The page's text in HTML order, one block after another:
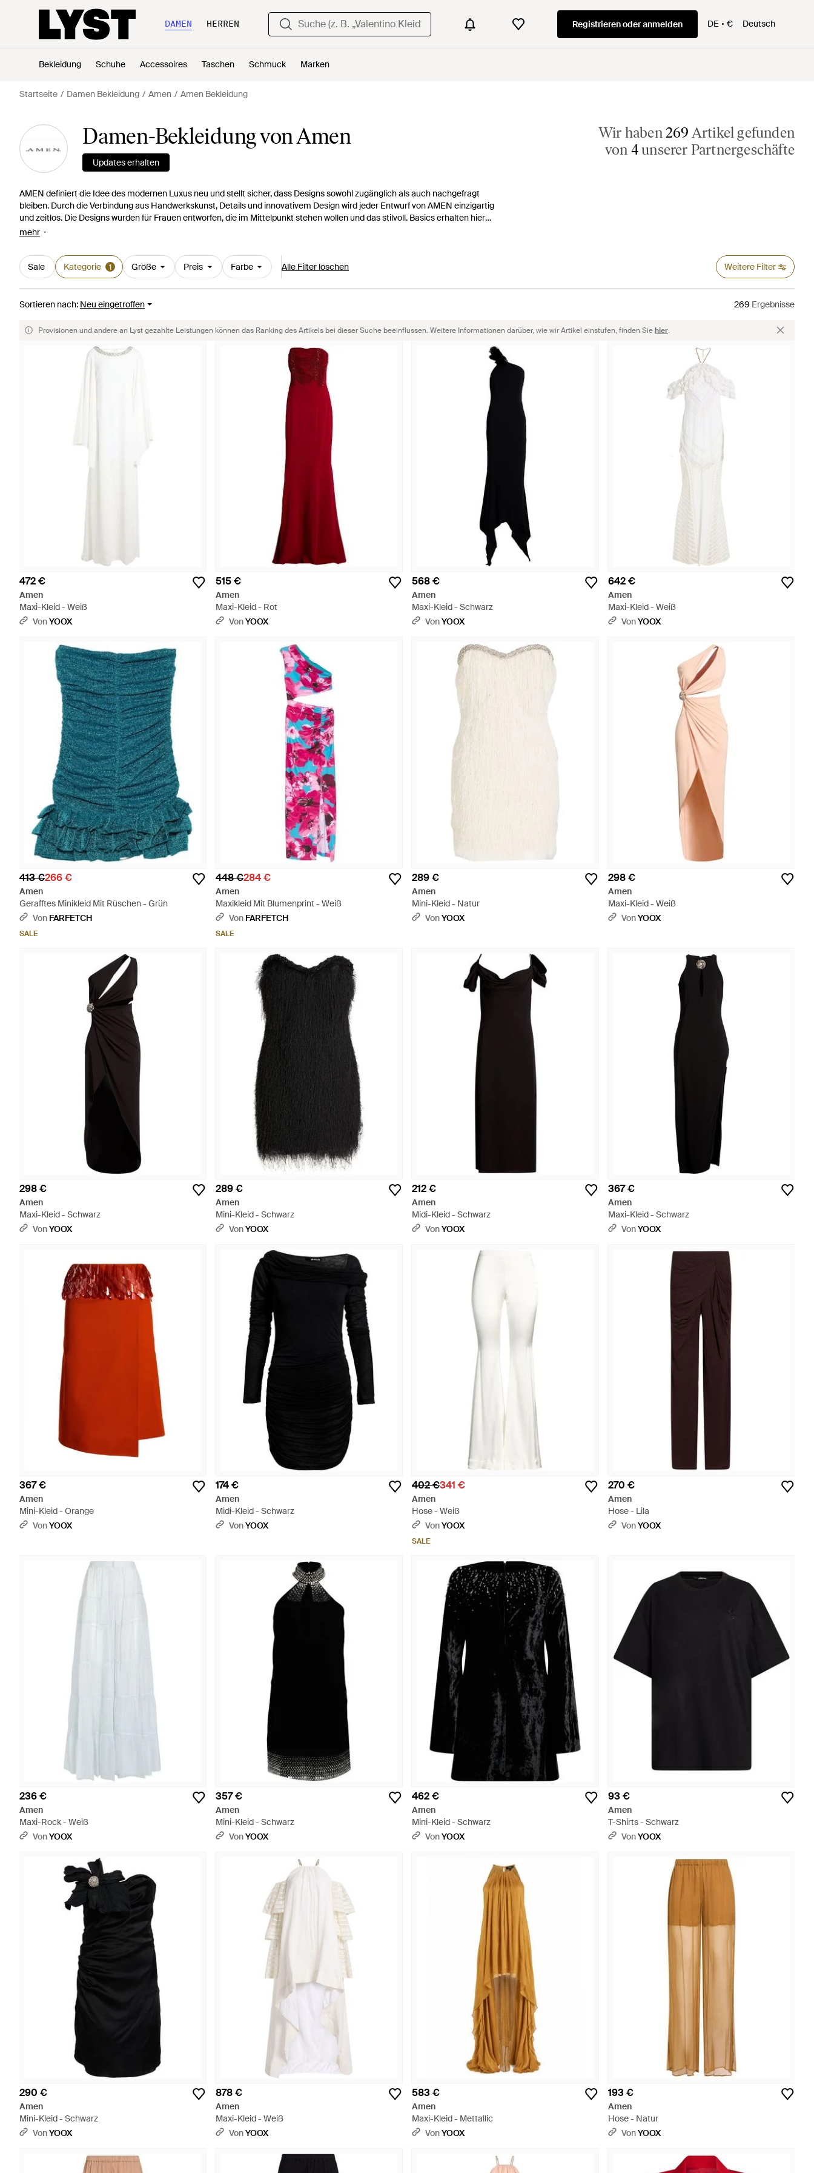
DAMEN HERREN Registrieren oder anmelden DE € Deutsch
Bekleidung Schuhe Accessoires Taschen Schmuck Marken
Startseite Damen Bekleidung Amen Amen Bekleidung
Damen-Bekleidung von Amen
Updates erhalten
AMEN definiert die Idee des modernen Luxus neu und stellt sicher, dass Designs sowohl zugänglich als auch nachgefragt
bleiben. Durch die Verbindung aus Handwerkskunst, Details und innovativem Design wird jeder Entwurf von AMEN einzigartig
und zeitlos. Die Designs wurden für Frauen entworfen, die im Mittelpunkt stehen wollen und das stilvoll. Basics erhalten hier
einen besonderen Twist. Lederjacken werden mit abgeschnittenen Ärmeln modernisiert und Tops und Jacken werden mit
erhalten.
mehr
Wir haben269 Artikel gefunden
von 4unserer Partnergeschäfte
Sale Kategorie 1 Größe Preis Farbe Alle Filter löschen Weitere Filter
Sortieren nach: Neu eingetroffen 269 Ergebnisse
Provisionen und andere an Lyst gezahlte Leistungen können das Ranking des Artikels bei dieser Suche beeinflussen. Weitere Informationen darüber, wie wir Artikel einstufen, finden Siehier.
472 €
Amen
Maxi-Kleid - Weiß
VonYOOX
515 €
Amen
Maxi-Kleid - Rot
VonYOOX
568 €
Amen
Maxi-Kleid - Schwarz
VonYOOX
642 €
Amen
Maxi-Kleid - Weiß
VonYOOX
413 €266 €
Amen
Gerafftes Minikleid Mit Rüschen - Grün
Von FARFETCH
SALE
448 €284 €
Amen
Maxikleid Mit Blumenprint - Weiß
Von FARFETCH
SALE
289 €
Amen
Mini-Kleid - Natur
VonYOOX
298 €
Amen
Maxi-Kleid - Weiß
VonYOOX
298 €
Amen
Maxi-Kleid - Schwarz
VonYOOX
289 €
Amen
Mini-Kleid - Schwarz
VonYOOX
212 €
Amen
Midi-Kleid - Schwarz
VonYOOX
367 €
Amen
Maxi-Kleid - Schwarz
VonYOOX
367 €
Amen
Mini-Kleid - Orange
VonYOOX
174 €
Amen
Midi-Kleid - Schwarz
VonYOOX
402 €341 €
Amen
Hose - Weiß
VonYOOX
SALE
270 €
Amen
Hose - Lila
VonYOOX
236 €
Amen
Maxi-Rock - Weiß
VonYOOX
357 €
Amen
Mini-Kleid - Schwarz
VonYOOX
462 €
Amen
Mini-Kleid - Schwarz
VonYOOX
93 €
Amen
T-Shirts - Schwarz
VonYOOX
290 €
Amen
Mini-Kleid - Schwarz
VonYOOX
878 €
Amen
Maxi-Kleid - Weiß
VonYOOX
583 €
Amen
Maxi-Kleid - Mettallic
VonYOOX
193 €
Amen
Hose - Natur
VonYOOX